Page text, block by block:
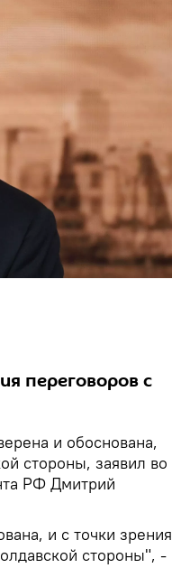
переговоров с
и обоснована,
стороны, заявил во
РФ Дмитрий
и с точки зрения
стороны", -